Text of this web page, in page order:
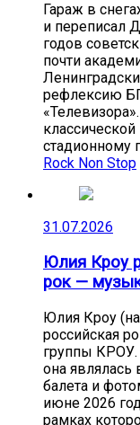
Гараж в
и переписал
годов
почти
рефлексию
стадионному
Rock Non Stop
31.07.2026
Юлия Кроу
рок —
Юлия Кроу
российская
группы КРОУ.
она
балета и
июне 2026
рамках